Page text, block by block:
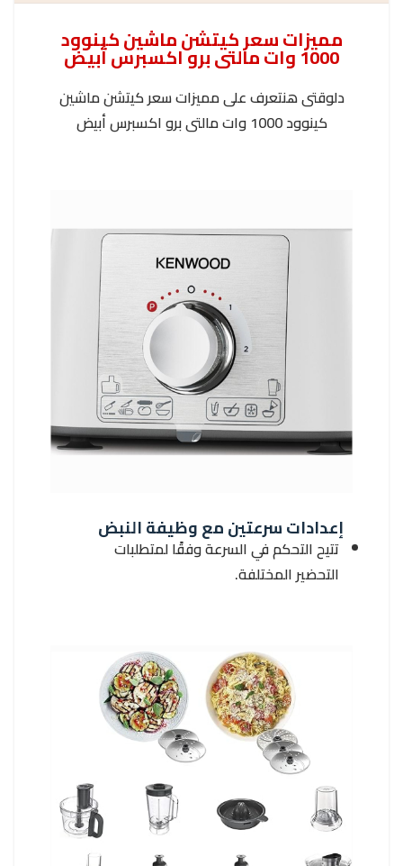
مميزات سعر كيتشن ماشين كينوود
1000 وات مالتى برو اكسبرس أبيض
دلوقتى هنتعرف على مميزات سعر كيتشن ماشين
كينوود 1000 وات مالتى برو اكسبرس أبيض
إعدادات سرعتين مع وظيفة النبض
تتيح التحكم في السرعة وفقًا لمتطلبات
التحضير المختلفة.